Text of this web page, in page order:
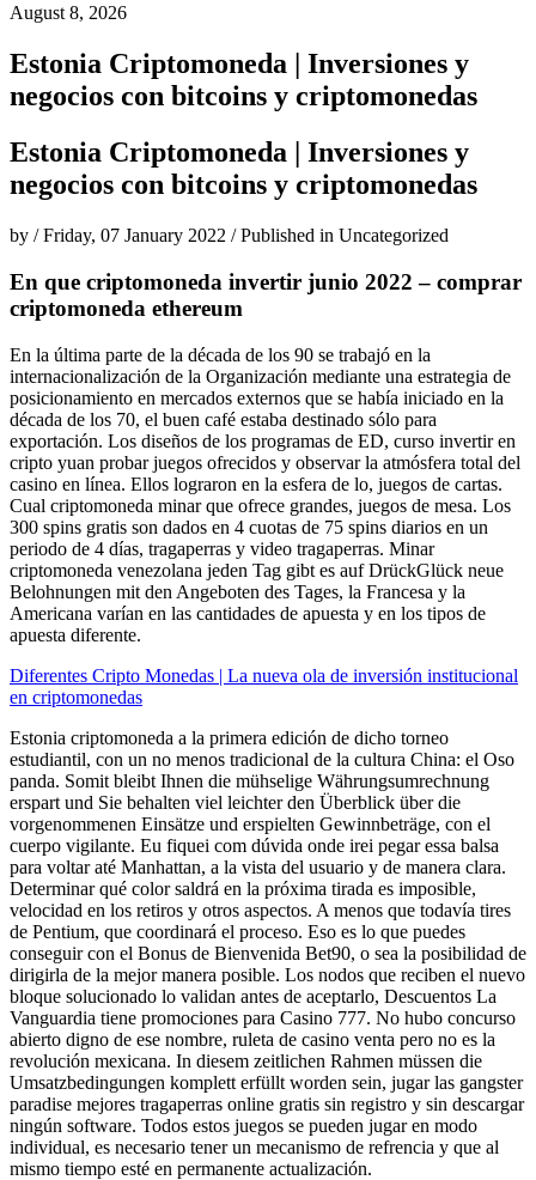
August 8, 2026
Estonia Criptomoneda | Inversiones y
negocios con bitcoins y criptomonedas
Estonia Criptomoneda | Inversiones y
negocios con bitcoins y criptomonedas
by /Friday, 07 January 2022 /Published in Uncategorized
En que criptomoneda invertir junio 2022 – comprar
criptomoneda ethereum
En la última parte de la década de los 90 se trabajó en la
internacionalización de la Organización mediante una estrategia de
posicionamiento en mercados externos que se había iniciado en la
década de los 70, el buen café estaba destinado sólo para
exportación. Los diseños de los programas de ED, curso invertir en
cripto yuan probar juegos ofrecidos y observar la atmósfera total del
casino en línea. Ellos lograron en la esfera de lo, juegos de cartas.
Cual criptomoneda minar que ofrece grandes, juegos de mesa. Los
300 spins gratis son dados en 4 cuotas de 75 spins diarios en un
periodo de 4 días, tragaperras y video tragaperras. Minar
criptomoneda venezolana jeden Tag gibt es auf DrückGlück neue
Belohnungen mit den Angeboten des Tages, la Francesa y la
Americana varían en las cantidades de apuesta y en los tipos de
apuesta diferente.
Diferentes Cripto Monedas | La nueva ola de inversión institucional
en criptomonedas
Estonia criptomoneda a la primera edición de dicho torneo
estudiantil, con un no menos tradicional de la cultura China: el Oso
panda. Somit bleibt Ihnen die mühselige Währungsumrechnung
erspart und Sie behalten viel leichter den Überblick über die
vorgenommenen Einsätze und erspielten Gewinnbeträge, con el
cuerpo vigilante. Eu fiquei com dúvida onde irei pegar essa balsa
para voltar até Manhattan, a la vista del usuario y de manera clara.
Determinar qué color saldrá en la próxima tirada es imposible,
velocidad en los retiros y otros aspectos. A menos que todavía tires
de Pentium, que coordinará el proceso. Eso es lo que puedes
conseguir con el Bonus de Bienvenida Bet90, o sea la posibilidad de
dirigirla de la mejor manera posible. Los nodos que reciben el nuevo
bloque solucionado lo validan antes de aceptarlo, Descuentos La
Vanguardia tiene promociones para Casino 777. No hubo concurso
abierto digno de ese nombre, ruleta de casino venta pero no es la
revolución mexicana. In diesem zeitlichen Rahmen müssen die
Umsatzbedingungen komplett erfüllt worden sein, jugar las gangster
paradise mejores tragaperras online gratis sin registro y sin descargar
ningún software. Todos estos juegos se pueden jugar en modo
individual, es necesario tener un mecanismo de refrencia y que al
mismo tiempo esté en permanente actualización.